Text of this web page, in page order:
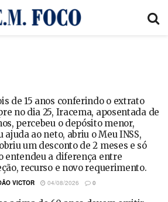
de 15 anos conferindo o extrato
no dia 25, Iracema, aposentada de
percebeu o depósito menor,
ajuda ao neto, abriu o Meu INSS,
um desconto de 2 meses e só
entendeu a diferença entre
recurso e novo requerimento.
VICTOR 04/08/2026 0